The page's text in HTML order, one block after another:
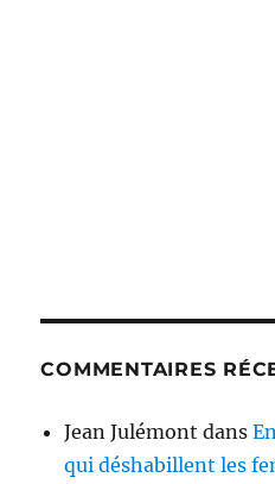
COMMENTAIRES
Jean Julémont dans
qui déshabillent les